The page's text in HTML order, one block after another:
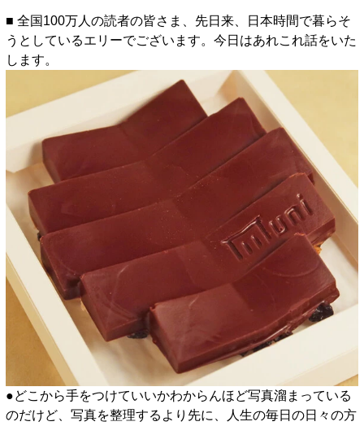
■ 全国100万人の読者の皆さま、先日来、日本時間で暮らそ
うとしているエリーでございます。今日はあれこれ話をいた
します。
●どこから手をつけていいかわからんほど写真溜まっている
のだけど、写真を整理するより先に、人生の毎日の日々の方